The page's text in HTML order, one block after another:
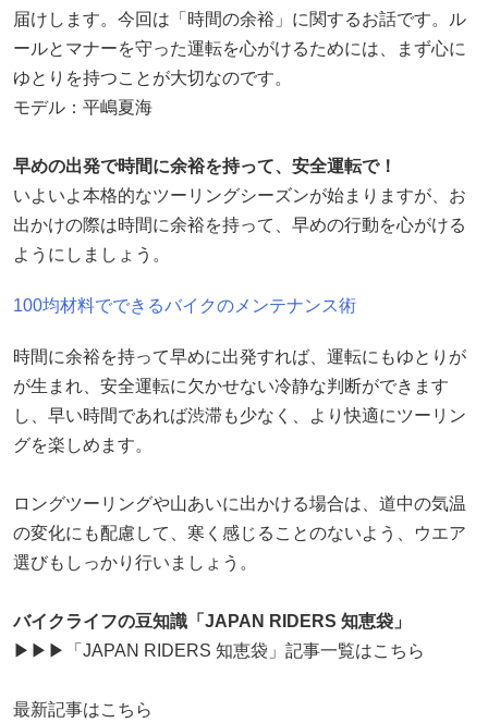
届けします。今回は「時間の余裕」に関するお話です。ル
ールとマナーを守った運転を心がけるためには、まず心に
ゆとりを持つことが大切なのです。
モデル：平嶋夏海
早めの出発で時間に余裕を持って、安全運転で！
いよいよ本格的なツーリングシーズンが始まりますが、お
出かけの際は時間に余裕を持って、早めの行動を心がける
ようにしましょう。
100均材料でできるバイクのメンテナンス術
時間に余裕を持って早めに出発すれば、運転にもゆとりが
が生まれ、安全運転に欠かせない冷静な判断ができます
し、早い時間であれば渋滞も少なく、より快適にツーリン
グを楽しめます。
ロングツーリングや山あいに出かける場合は、道中の気温
の変化にも配慮して、寒く感じることのないよう、ウエア
選びもしっかり行いましょう。
バイクライフの豆知識「JAPAN RIDERS 知恵袋」
▶▶▶「JAPAN RIDERS 知恵袋」記事一覧はこちら
最新記事はこちら